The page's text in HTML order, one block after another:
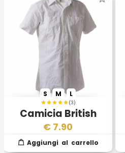
(3)
Camicia British
Royal Navy
S M L
€ 7.90